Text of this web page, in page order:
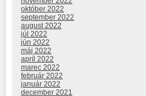
október 2022
september 2022
august 2022
júl 2022
jún 2022
máj 2022
apríl 2022
marec 2022
február 2022
január 2022
december 2021